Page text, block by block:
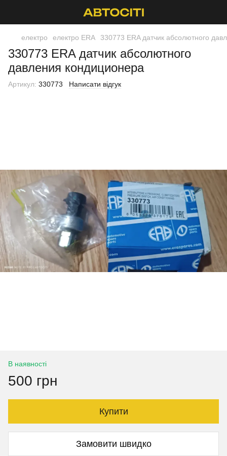
електро електро ERA 330773 ERA датчик абсолютного
330773 ERA датчик абсолютного
давления кондиционера
Артикул: 330773 Написати відгук
В наявності
500 грн
Купити
Замовити швидко